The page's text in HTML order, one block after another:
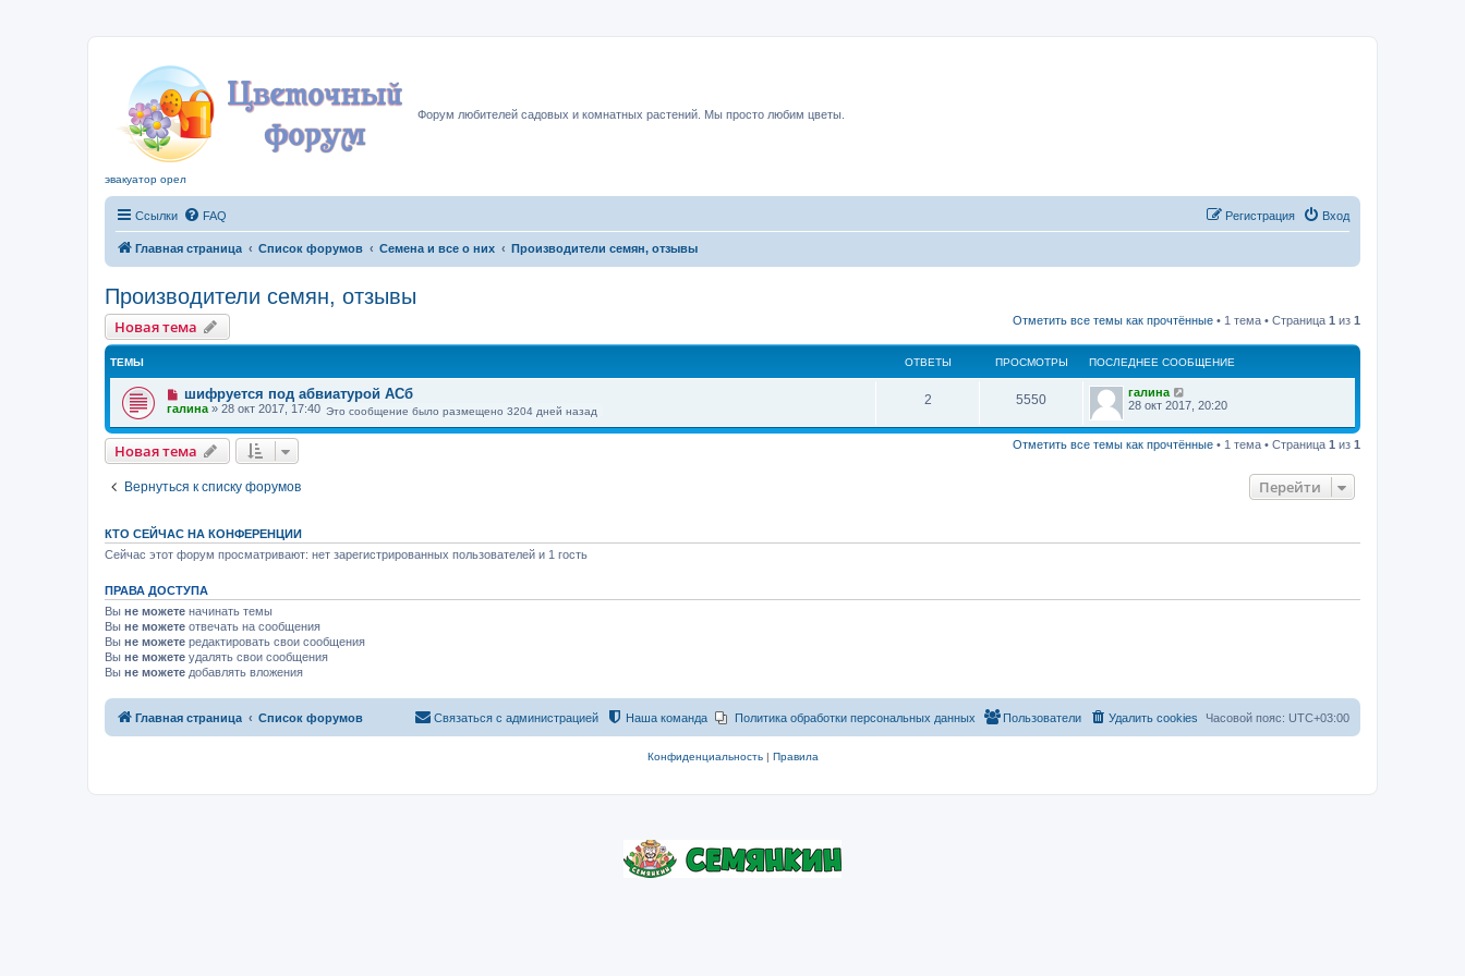
Форум любителей садовых и комнатных растений. Мы просто любим цветы.
эвакуатор орел
Ссылки FAQ Вход
Регистрация
Главная страница Список форумов Семена и все о них Производители семян, отзывы
Производители семян, отзывы
Новая тема Отметить все темы как прочтённые • 1 тема • Страница 1 из 1
ТЕМЫ ОТВЕТЫ ПРОСМОТРЫ ПОСЛЕДНЕЕ СООБЩЕНИЕ
шифруется под абвиатурой АСб
галина » 28 окт 2017, 17:40 Это сообщение было размещено 3204 дней назад
2 5550
галина
28 окт 2017, 20:20
Новая тема Отметить все темы как прочтённые • 1 тема • Страница 1 из 1
Вернуться к списку форумов Перейти
КТО СЕЙЧАС НА КОНФЕРЕНЦИИ
Сейчас этот форум просматривают: нет зарегистрированных пользователей и 1 гость
ПРАВА ДОСТУПА
Вы не можете начинать темы
Вы не можете отвечать на сообщения
Вы не можете редактировать свои сообщения
Вы не можете удалять свои сообщения
Вы не можете добавлять вложения
Главная страница Список форумов Часовой пояс: UTC+03:00
Удалить cookies
Пользователи
Политика обработки персональных данных
Наша команда
Связаться с администрацией
Конфиденциальность| Правила